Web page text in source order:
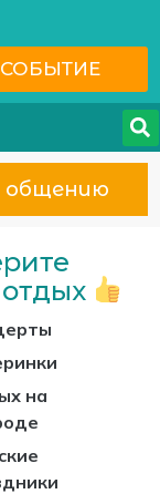
общению
на